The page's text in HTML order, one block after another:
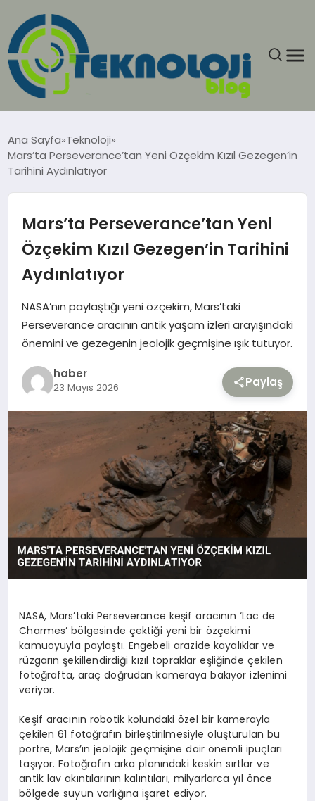
GÜNCEL
EKONOMI
GENEL
GÜNDEM
TEKNOLOJI
YAŞAM
Ana Sayfa Teknoloji
Mars’ta Perseverance’tan Yeni Özçekim Kızıl Gezegen’in
Tarihini Aydınlatıyor
Mars’ta Perseverance’tan Yeni
Özçekim Kızıl Gezegen’in Tarihini
Aydınlatıyor
NASA’nın paylaştığı yeni özçekim, Mars’taki
Perseverance aracının antik yaşam izleri arayışındaki
önemini ve gezegenin jeolojik geçmişine ışık tutuyor.
haber
23 Mayıs 2026 Paylaş
NASA, Mars’taki Perseverance keşif aracının ‘Lac de
Charmes’ bölgesinde çektiği yeni bir özçekimi
kamuoyuyla paylaştı. Engebeli arazide kayalıklar ve
rüzgarın şekillendirdiği kızıl topraklar eşliğinde çekilen
fotoğrafta, araç doğrudan kameraya bakıyor izlenimi
veriyor.
Keşif aracının robotik kolundaki özel bir kamerayla
çekilen 61 fotoğrafın birleştirilmesiyle oluşturulan bu
portre, Mars’ın jeolojik geçmişine dair önemli ipuçları
taşıyor. Fotoğrafın arka planındaki keskin sırtlar ve
antik lav akıntılarının kalıntıları, milyarlarca yıl önce
bölgede suyun varlığına işaret ediyor.